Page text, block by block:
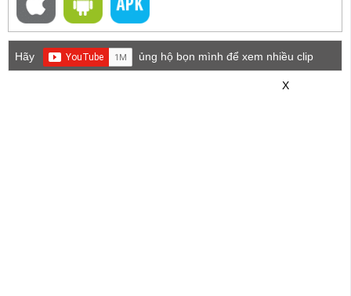
Hãy
ủng hộ bọn mình để xem nhiều clip
X